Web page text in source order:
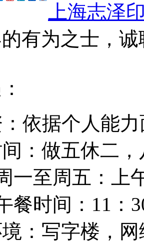
上海志泽
有为之士，
据个人能力
：做五休二，
五：上午9
间：11：
：写字楼，网